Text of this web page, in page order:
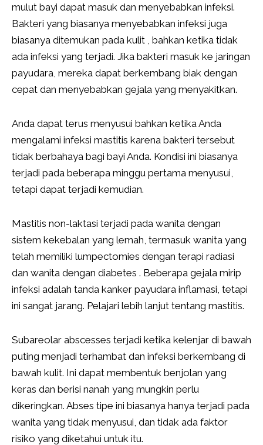
mulut bayi dapat masuk dan menyebabkan infeksi.
Bakteri yang biasanya menyebabkan infeksi juga
biasanya ditemukan pada kulit , bahkan ketika tidak
ada infeksi yang terjadi. Jika bakteri masuk ke jaringan
payudara, mereka dapat berkembang biak dengan
cepat dan menyebabkan gejala yang menyakitkan.
Anda dapat terus menyusui bahkan ketika Anda
mengalami infeksi mastitis karena bakteri tersebut
tidak berbahaya bagi bayi Anda. Kondisi ini biasanya
terjadi pada beberapa minggu pertama menyusui,
tetapi dapat terjadi kemudian.
Mastitis non-laktasi terjadi pada wanita dengan
sistem kekebalan yang lemah, termasuk wanita yang
telah memiliki lumpectomies dengan terapi radiasi
dan wanita dengan diabetes . Beberapa gejala mirip
infeksi adalah tanda kanker payudara inflamasi, tetapi
ini sangat jarang. Pelajari lebih lanjut tentang mastitis.
Subareolar abscesses terjadi ketika kelenjar di bawah
puting menjadi terhambat dan infeksi berkembang di
bawah kulit. Ini dapat membentuk benjolan yang
keras dan berisi nanah yang mungkin perlu
dikeringkan. Abses tipe ini biasanya hanya terjadi pada
wanita yang tidak menyusui, dan tidak ada faktor
risiko yang diketahui untuk itu.